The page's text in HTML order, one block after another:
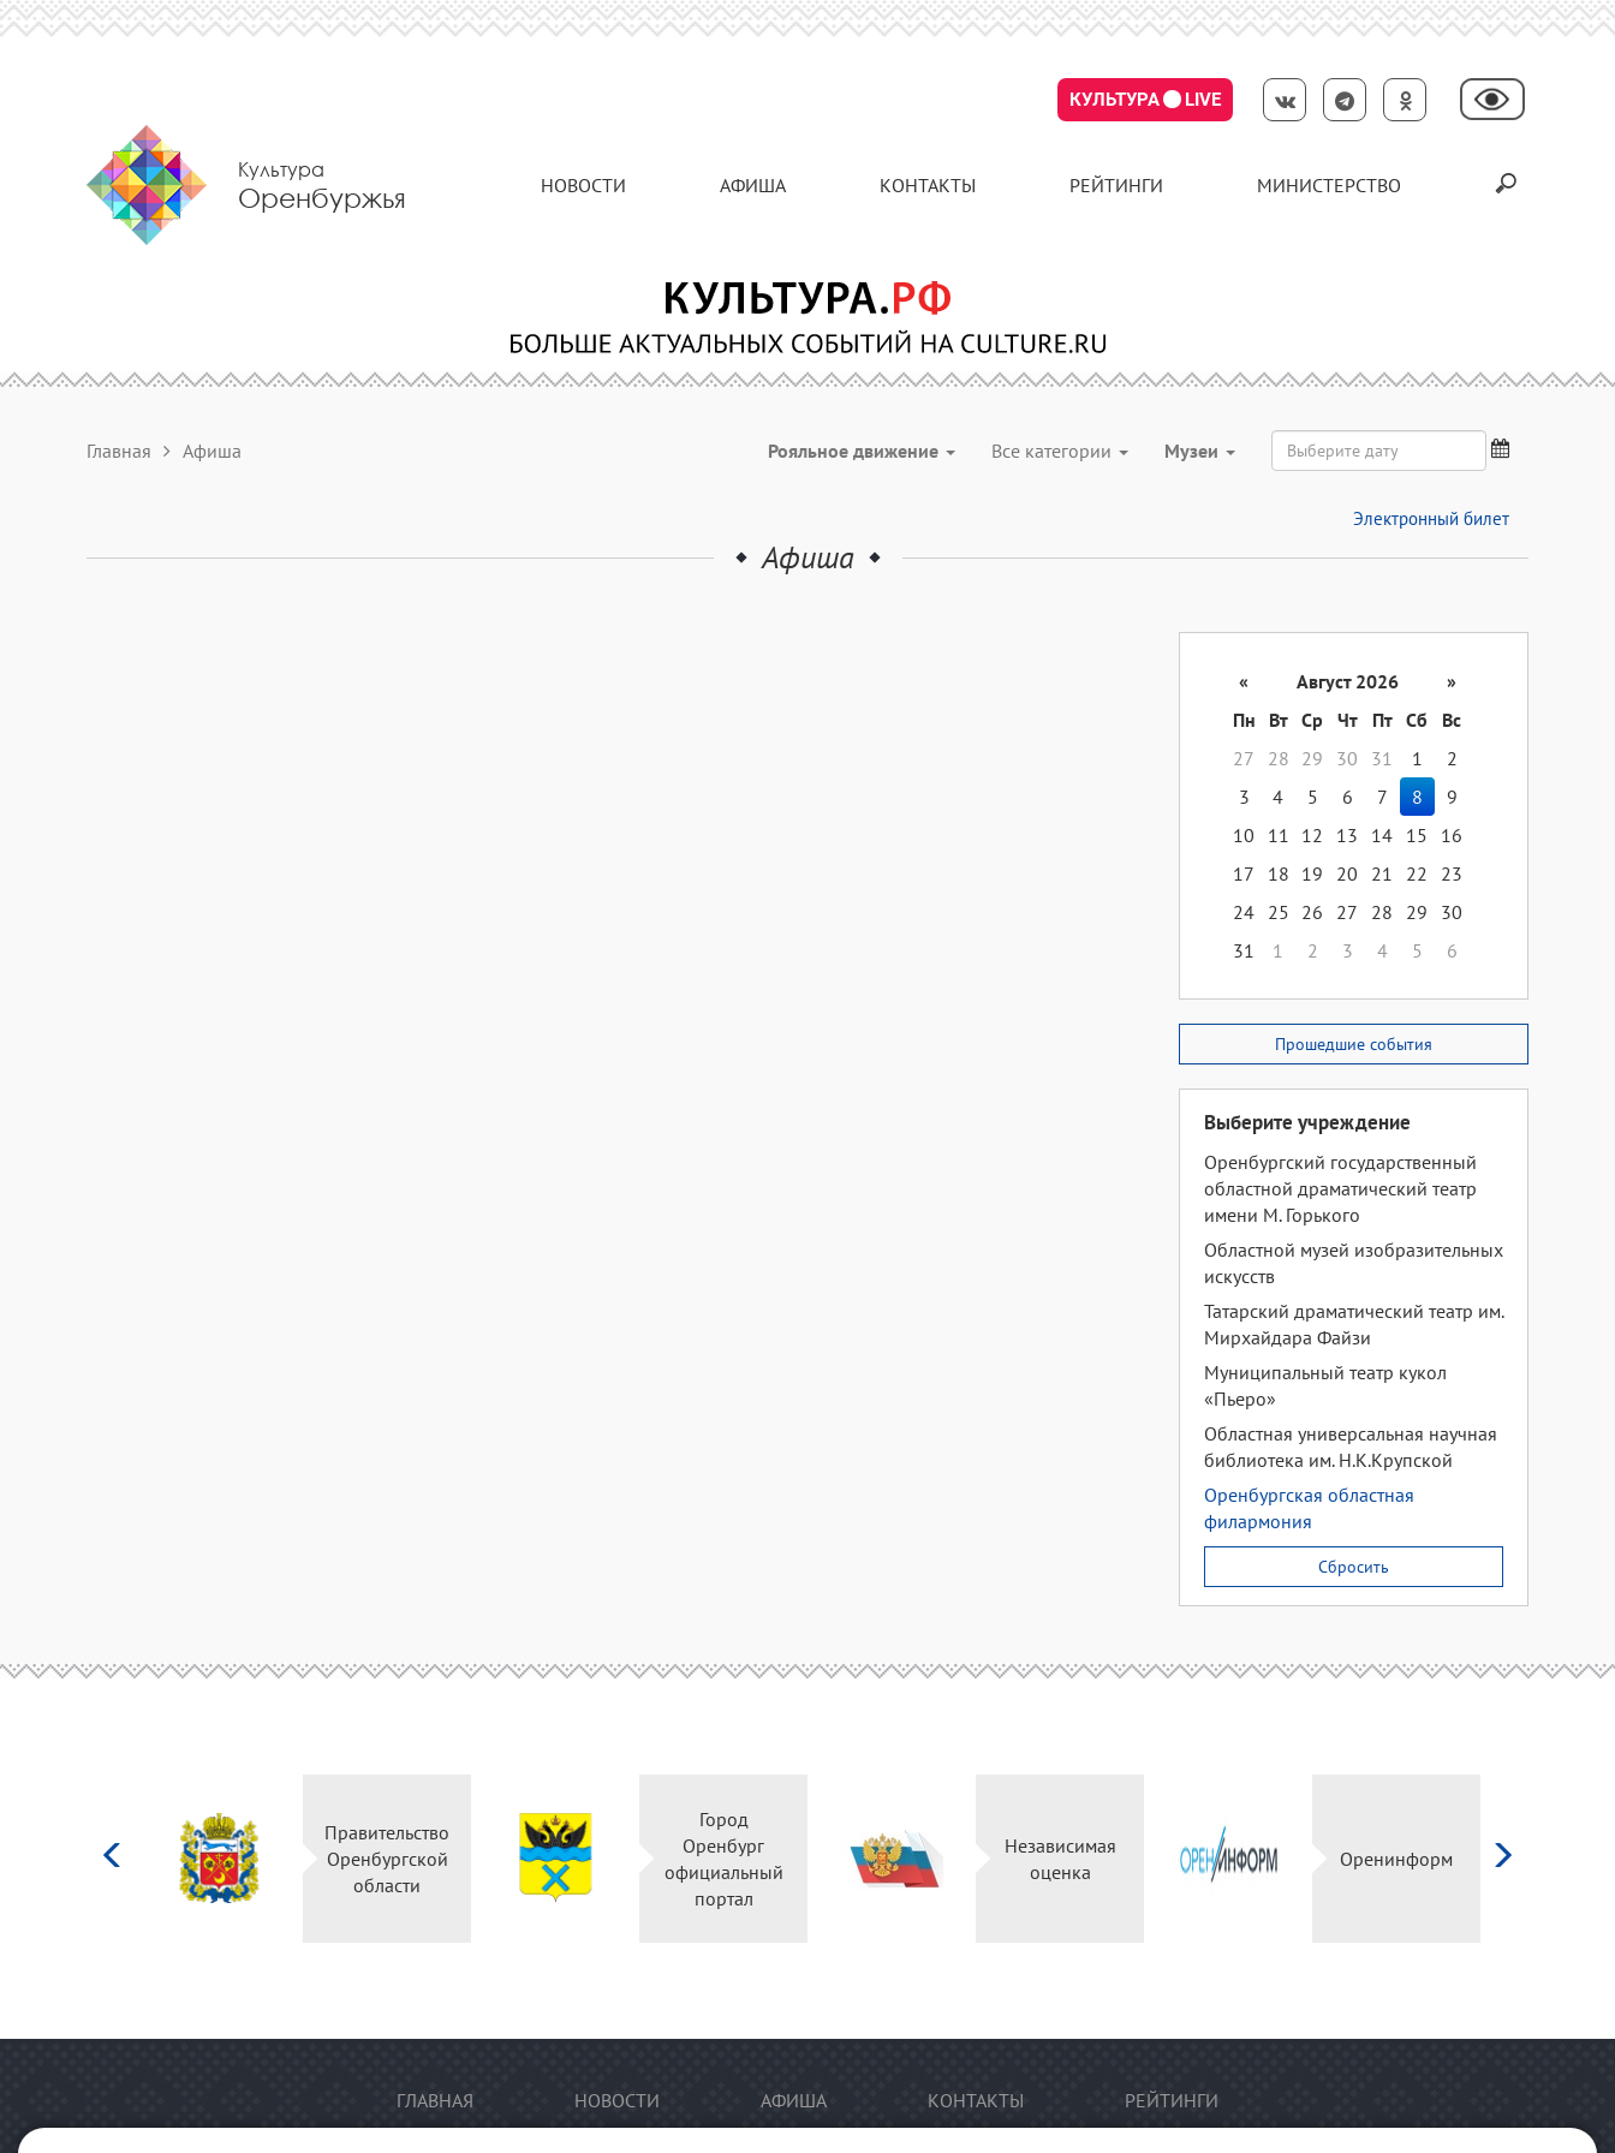
КУЛЬТУРА LIVE
Культура
Оренбуржья НОВОСТИ АФИША КОНТАКТЫ РЕЙТИНГИ МИНИСТЕРСТВО
Главная Афиша Рояльное движение Все категории Музеи
Электронный билет
Афиша
« Август 2026
»
Пн
Вт Ср Чт Пт Сб
Вс
27
28 29 30 31 1
2
3
4 5 6 7 8
9
10
11 12 13 14 15
16
17
18 19 20 21 22
23
24 25 26 27 28 29
30
31
1 2 3 4 5 6
Прошедшие события
Выберите учреждение
Оренбургский государственный
областной драматический театр
имени М. Горького
Областной музей изобразительных
искусств
Татарский драматический театр им.
Мирхайдара Файзи
Муниципальный театр кукол
«Пьеро»
Областная универсальная научная
библиотека им. Н.К.Крупской
Оренбургская областная
филармония
Сбросить
Правительство
Оренбургской
области
Город
Оренбург
официальный
портал
Независимая
оценка
Оренинформ
ГЛАВНАЯ НОВОСТИ АФИША КОНТАКТЫ РЕЙТИНГИ